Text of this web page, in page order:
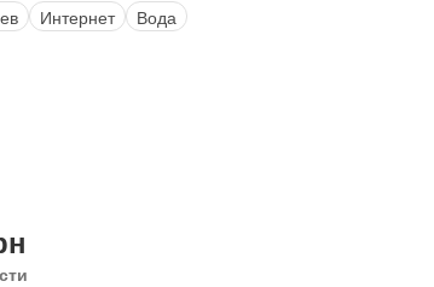
Интернет Вода